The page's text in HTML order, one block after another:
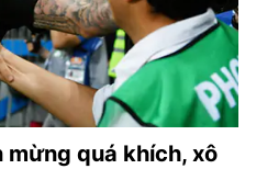
mừng quá khích, xô